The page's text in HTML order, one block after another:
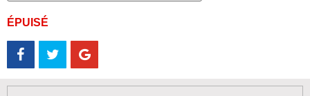
ÉPUISÉ